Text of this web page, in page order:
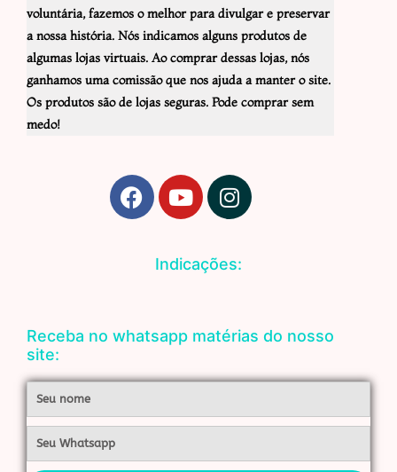
voluntária, fazemos o melhor para divulgar e preservar
a nossa história. Nós indicamos alguns produtos de
algumas lojas virtuais. Ao comprar dessas lojas, nós
ganhamos uma comissão que nos ajuda a manter o site.
Os produtos são de lojas seguras. Pode comprar sem
medo!
F
a
k
Y
o
t
u
I
n
a
a
Indicações:
Receba no whatsapp matérias do nosso
site:
Nome
Whatsapp